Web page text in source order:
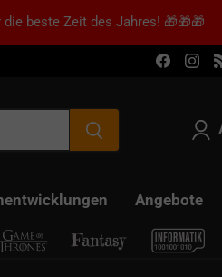
beste Zeit des Jahres! 🎁🎁🎁
Angebote